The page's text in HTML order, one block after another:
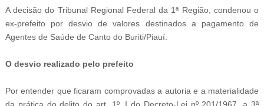
A decisão do Tribunal Regional Federal da 1ª Região, condenou o
ex-prefeito por desvio de valores destinados a pagamento de
Agentes de Saúde de Canto do Buriti/Piauí.
O desvio realizado pelo prefeito
Por entender que ficaram comprovadas a autoria e a materialidade